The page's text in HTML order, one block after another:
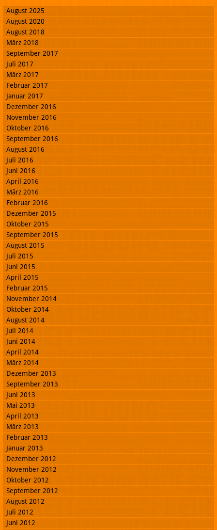
August 2025
August 2020
August 2018
März 2018
September 2017
Juli 2017
März 2017
Februar 2017
Januar 2017
Dezember 2016
November 2016
Oktober 2016
September 2016
August 2016
Juli 2016
Juni 2016
April 2016
März 2016
Februar 2016
Dezember 2015
Oktober 2015
September 2015
August 2015
Juli 2015
Juni 2015
April 2015
Februar 2015
November 2014
Oktober 2014
August 2014
Juli 2014
Juni 2014
April 2014
März 2014
Dezember 2013
September 2013
Juni 2013
Mai 2013
April 2013
März 2013
Februar 2013
Januar 2013
Dezember 2012
November 2012
Oktober 2012
September 2012
August 2012
Juli 2012
Juni 2012